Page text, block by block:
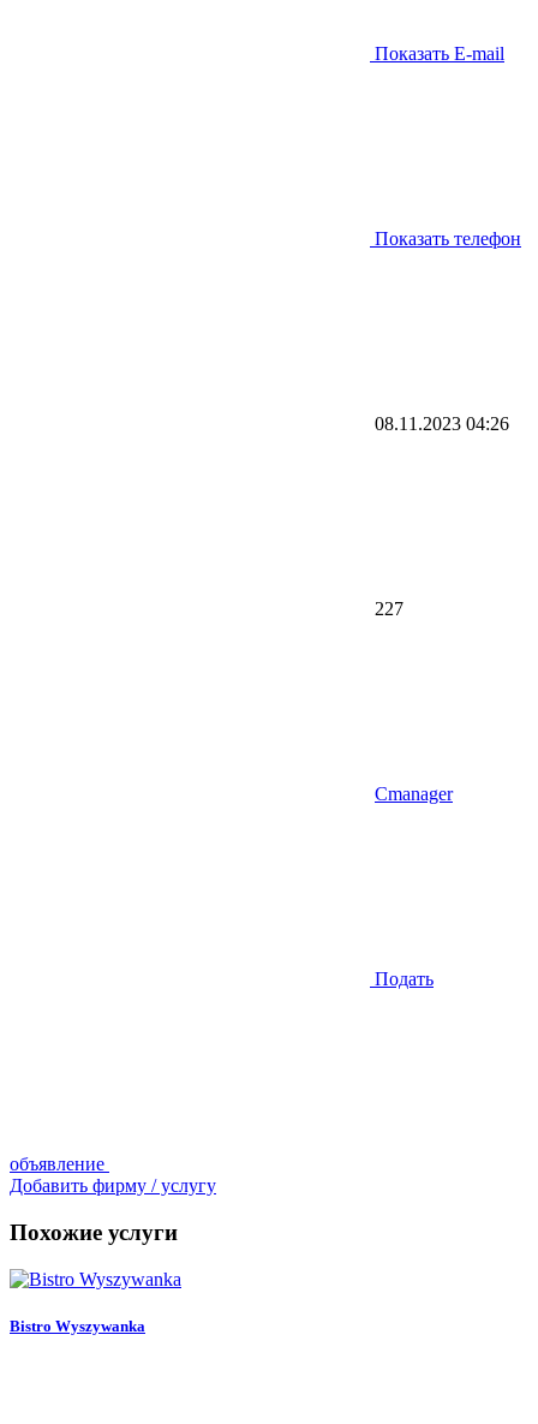
Показать E-mail
Показать телефон
08.11.2023 04:26
227
Cmanager
Подать
объявление
Добавить фирму / услугу
Похожие услуги
Bistro Wyszywanka